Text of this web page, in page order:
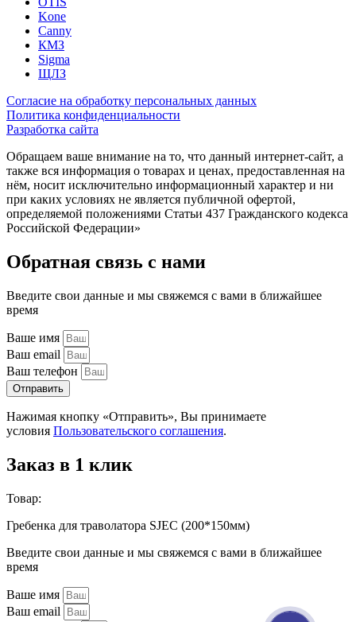
Kone
Canny
КМЗ
Sigma
ЩЛЗ
Согласие на обработку персональных данных
Политика конфиденциальности
Разработка сайта
Обращаем ваше внимание на то, что данный интернет-сайт, а
также вся информация о товарах и ценах, предоставленная на
нём, носит исключительно информационный характер и ни
при каких условиях не является публичной офертой,
определяемой положениями Статьи 437 Гражданского кодекса
Российской Федерации»
Обратная связь с нами
Введите свои данные и мы свяжемся с вами в ближайшее
время
Ваше имя
Ваш email
Ваш телефон
Отправить
Нажимая кнопку «Отправить», Вы принимаете
условия Пользовательского соглашения.
Заказ в 1 клик
Товар:
Гребенка для траволатора SJEC (200*150мм)
Введите свои данные и мы свяжемся с вами в ближайшее
время
Ваше имя
Ваш email